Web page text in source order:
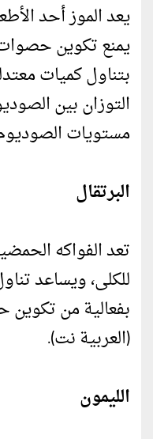
يعد الموز أحد
يمنع تكوين
بتناول كميات
التوزان بين
مستويات
البرتقال
تعد الفواكه
للكلى، ويساعد
بفعالية من
(العربية نت).
الليمون